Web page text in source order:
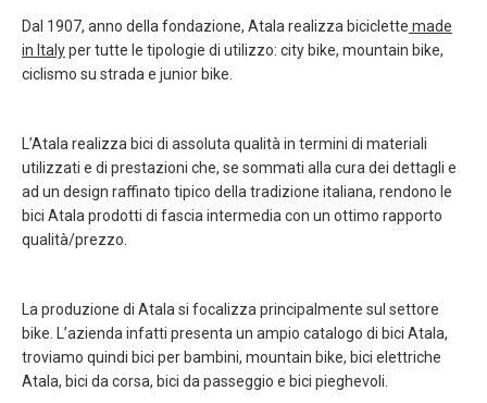
Dal 1907, anno della fondazione, Atala realizza biciclette made
in Italyper tutte le tipologie di utilizzo: city bike, mountain bike,
ciclismo su strada e junior bike.
L’Atala realizza bici di assoluta qualità in termini di materiali
utilizzati e di prestazioni che, se sommati alla cura dei dettagli e
ad un design raffinato tipico della tradizione italiana, rendono le
bici Atala prodotti di fascia intermedia con un ottimo rapporto
qualità/prezzo.
La produzione di Atala si focalizza principalmente sul settore
bike. L’azienda infatti presenta un ampio catalogo di bici Atala,
troviamo quindi bici per bambini, mountain bike, bici elettriche
Atala, bici da corsa, bici da passeggio e bici pieghevoli.